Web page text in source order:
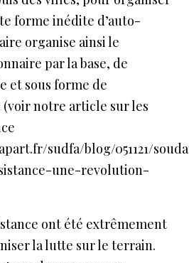
forme inédite d’auto-
organise ainsi le
par la base, de
et sous forme de
(voir notre article sur les
sudfa/blog/051121/
une-revolution-
ont été extrêmement
la lutte sur le terrain.